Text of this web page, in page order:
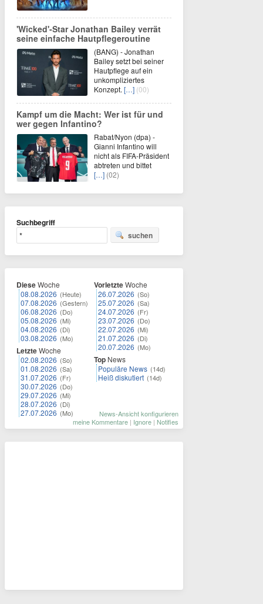
'Wicked'-Star Jonathan Bailey verrät
seine einfache Hautpflegeroutine
(BANG) - Jonathan
Bailey setzt bei seiner
Hautpflege auf ein
unkompliziertes
Konzept. […] (00)
Kampf um die Macht: Wer ist für und
wer gegen Infantino?
Rabat/Nyon (dpa) -
Gianni Infantino will
nicht als FIFA-Präsident
abtreten und bittet
[…] (02)
Suchbegriff
suchen
DieseWoche
08.08.2026 (Heute)
07.08.2026 (Gestern)
06.08.2026 (Do)
05.08.2026 (Mi)
04.08.2026 (Di)
03.08.2026 (Mo)
LetzteWoche
02.08.2026 (So)
01.08.2026 (Sa)
31.07.2026 (Fr)
30.07.2026 (Do)
29.07.2026 (Mi)
28.07.2026 (Di)
27.07.2026 (Mo)
VorletzteWoche
26.07.2026 (So)
25.07.2026 (Sa)
24.07.2026 (Fr)
23.07.2026 (Do)
22.07.2026 (Mi)
21.07.2026 (Di)
20.07.2026 (Mo)
Top News
Populäre News (14d)
Heiß diskutiert (14d)
News-Ansicht konfigurieren
meine Kommentare | Ignore | Notifies